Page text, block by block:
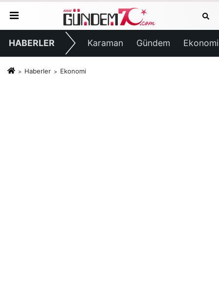
HABERLER Karaman Gündem Ekonomi
Haberler Ekonomi